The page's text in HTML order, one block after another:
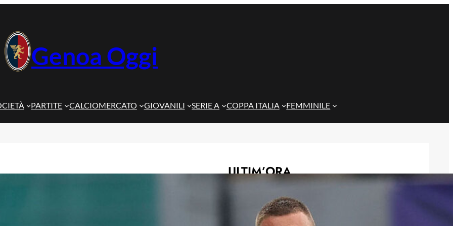
Genoa Oggi
PARTITE CALCIOMERCATO GIOVANILI SERIE A COPPA ITALIA FEMMINILE
ULTIM’ORA
Nazionale: è il nuovo ct del
Kazakistan